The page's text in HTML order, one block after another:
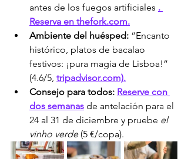
antes de los fuegos artificiales .
Reserva en thefork.com.
Ambiente del huésped: “Encanto
histórico, platos de bacalao
festivos: ¡pura magia de Lisboa!”
(4.6/5, tripadvisor.com).
Consejo para todos: Reserve con
dos semanas de antelación para el
24 al 31 de diciembre y pruebe el
vinho verde (5 €/copa).